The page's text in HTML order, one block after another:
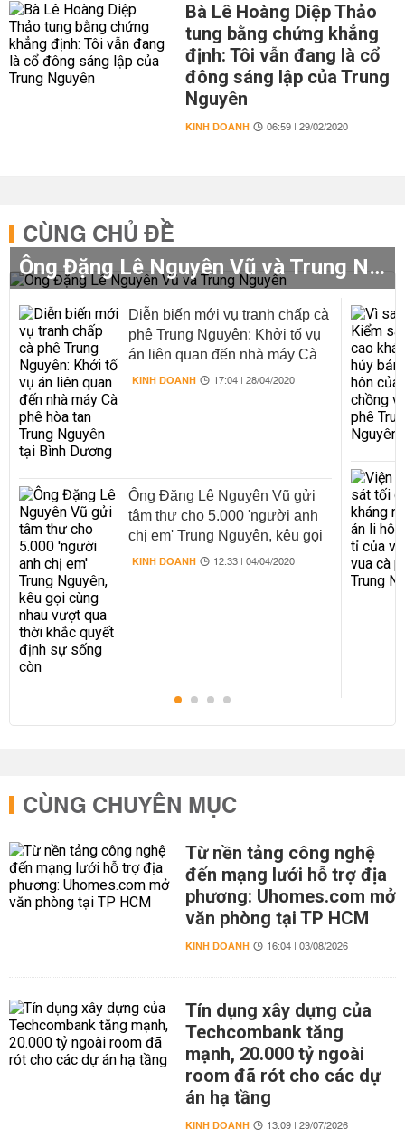
Bà Lê Hoàng Diệp Thảo
tung bằng chứng khẳng
định: Tôi vẫn đang là cổ
đông sáng lập của Trung
Nguyên
KINH DOANH 06:59 | 29/02/2020
CÙNG CHỦ ĐỀ
Ông Đặng Lê Nguyên Vũ và Trung Nguyên
Diễn biến mới vụ tranh chấp cà
phê Trung Nguyên: Khởi tố vụ
án liên quan đến nhà máy Cà
phê hòa tan Trung Nguyên tại
KINH DOANH 17:04 | 28/04/2020
Ông Đặng Lê Nguyên Vũ gửi
tâm thư cho 5.000 'người anh
chị em' Trung Nguyên, kêu gọi
cùng nhau vượt qua thời khắc
KINH DOANH 12:33 | 04/04/2020
CÙNG CHUYÊN MỤC
Từ nền tảng công nghệ
đến mạng lưới hỗ trợ địa
phương: Uhomes.com mở
văn phòng tại TP HCM
KINH DOANH 16:04 | 03/08/2026
Tín dụng xây dựng của
Techcombank tăng
mạnh, 20.000 tỷ ngoài
room đã rót cho các dự
án hạ tầng
KINH DOANH 13:09 | 29/07/2026